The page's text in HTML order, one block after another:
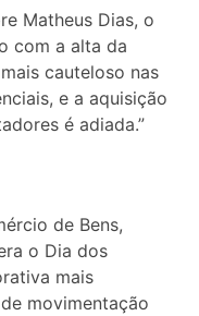
Matheus Dias, o
com a alta da
cauteloso nas
e a aquisição
​​é adiada.”
de Bens,
o Dia dos
mais
movimentação